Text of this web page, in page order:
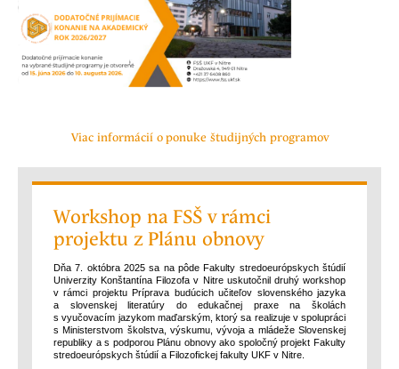
Viac informácií o ponuke študijných programov
Workshop na FSŠ v rámci
projektu z Plánu obnovy
Dňa 7. októbra 2025 sa na pôde Fakulty stredoeurópskych štúdií
Univerzity Konštantína Filozofa v Nitre uskutočnil druhý workshop
v rámci projektu Príprava budúcich učiteľov slovenského jazyka
a slovenskej literatúry do edukačnej praxe na školách
s vyučovacím jazykom maďarským, ktorý sa realizuje v spolupráci
s Ministerstvom školstva, výskumu, vývoja a mládeže Slovenskej
republiky a s podporou Plánu obnovy ako spoločný projekt Fakulty
stredoeurópskych štúdií a Filozofickej fakulty UKF v Nitre.